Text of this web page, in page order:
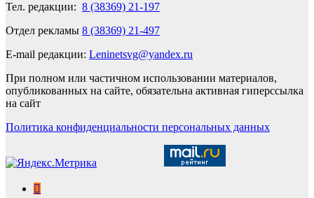
Тел. редакции: 8 (38369) 21-197
Отдел рекламы 8 (38369) 21-497
E-mail редакции: Leninetsvg@yandex.ru
При полном или частичном использовании материалов,
опубликованных на сайте, обязательна активная гиперссылка
на сайт
Политика конфиденциальности персональных данных